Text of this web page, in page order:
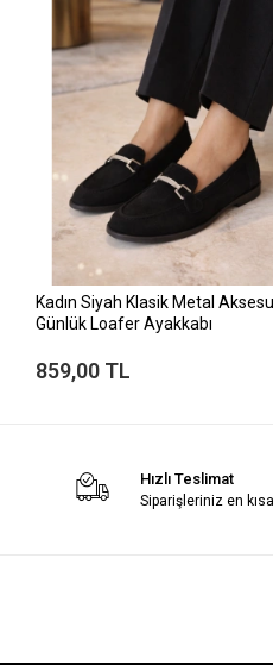
Kadın Siyah Klasik Metal
Günlük Loafer Ayakkabı
859,00 TL
Hızlı Teslimat
Siparişleriniz en